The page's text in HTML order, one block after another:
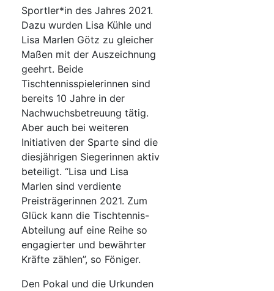
Sportler*in des Jahres 2021.
Dazu wurden Lisa Kühle und
Lisa Marlen Götz zu gleicher
Maßen mit der Auszeichnung
geehrt. Beide
Tischtennisspielerinnen sind
bereits 10 Jahre in der
Nachwuchsbetreuung tätig.
Aber auch bei weiteren
Initiativen der Sparte sind die
diesjährigen Siegerinnen aktiv
beteiligt. “Lisa und Lisa
Marlen sind verdiente
Preisträgerinnen 2021. Zum
Glück kann die Tischtennis-
Abteilung auf eine Reihe so
engagierter und bewährter
Kräfte zählen”, so Föniger.
Den Pokal und die Urkunden